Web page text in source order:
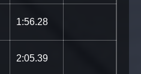
https://youtu.be/ZpK-
1:56.28
https://youtu.be/
2:05.39